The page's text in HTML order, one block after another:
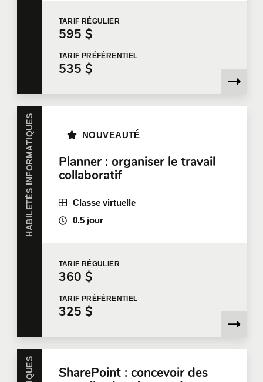
Nombre de participants*
Dites-nous en plus
Votre fonction
Localisation pour la formation
En cochant cette case, je confirme avoir lu et accepté
TARIF RÉGULIER
595 $
TARIF PRÉFÉRENTIEL
535 $
HABILETÉS INFORMATIQUES Planner : organiser le travail
collaboratif
NOUVEAUTÉ
Classe virtuelle
0.5 jour
TARIF RÉGULIER
360 $
TARIF PRÉFÉRENTIEL
325 $
SharePoint : concevoir des